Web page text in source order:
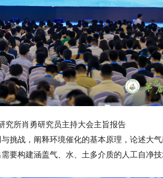
究所肖勇研究员主持大会主旨报告
挑战，阐释环境催化的基本原理，论述大
构建涵盖气、水、土多介质的人工自净技